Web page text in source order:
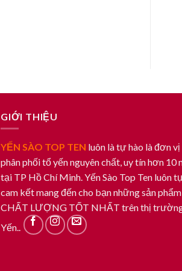
GIỚI THIỆU
YẾN SÀO TOP TEN luôn là tự hào là đơn vị
phân phối tổ yến nguyên chất, uy tín hơn 10
tại TP Hồ Chí Minh. Yến Sào Top Ten luôn
cam kết mang đến cho bạn những sản phẩm
CHẤT LƯỢNG TỐT NHẤT trên thị
Yến..